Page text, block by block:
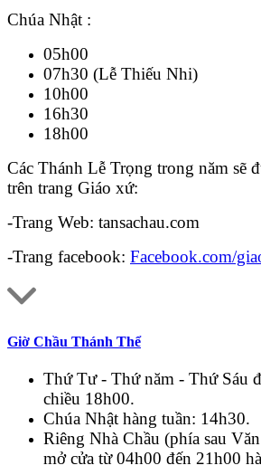
Chúa Nhật :
05h00
07h30 (Lễ Thiếu Nhi)
10h00
16h30
18h00
Các Thánh Lễ Trọng trong năm sẽ
trên trang Giáo xứ:
-Trang Web: tansachau.com
-Trang facebook: Facebook.com/
Giờ Chầu Thánh Thể
Thứ Tư - Thứ năm - Thứ Sáu
chiều 18h00.
Chúa Nhật hàng tuần: 14h30.
Riêng Nhà Chầu (phía sau
mở cửa từ 04h00 đến 21h00